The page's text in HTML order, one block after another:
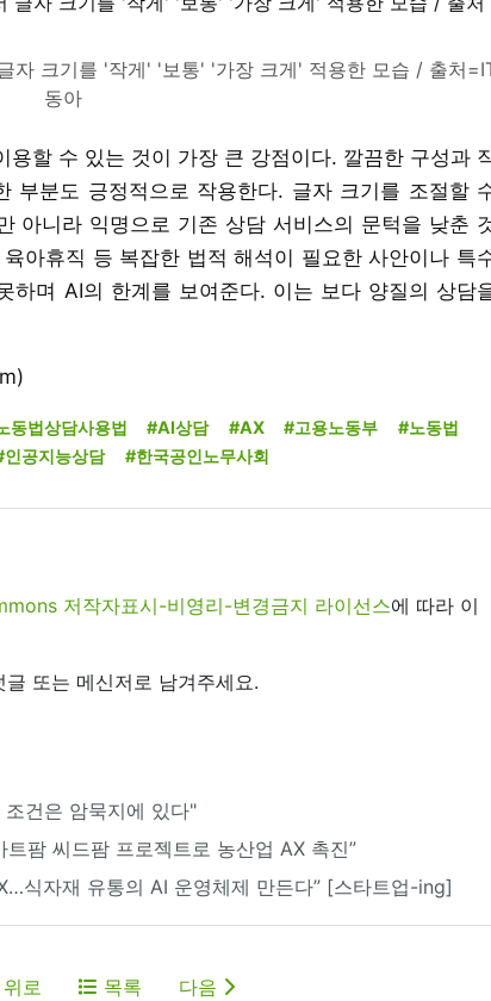
자 크기를 '작게' '보통' '가장 크게' 적용한 모습 / 출처
동아
할 수 있는 것이 가장 큰 강점이다. 깔끔한 구성과
부분도 긍정적으로 작용한다. 글자 크기를 조절할
아니라 익명으로 기존 상담 서비스의 문턱을 낮춘
아휴직 등 복잡한 법적 해석이 필요한 사안이나 특
하며 AI의 한계를 보여준다. 이는 보다 양질의 상담
동법상담사용법 #AI상담 #AX #고용노동부
#노동법
인공지능상담 #한국공인노무사회
저작자표시-비영리-변경금지 라이선스에 따라 이
글 또는 메신저로 남겨주세요.
건은 암묵지에 있다"
팜 씨드팜 프로젝트로 농산업 AX 촉진”
식자재 유통의 AI 운영체제 만든다” [스타트업-ing]
위로 목록 다음